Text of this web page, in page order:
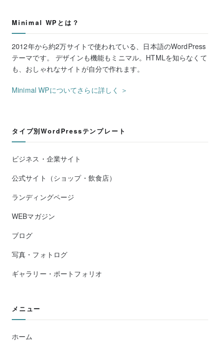
Minimal WPとは？
2012年から約2万サイトで使われている、日本語のWordPress
テーマです。 デザインも機能もミニマル。HTMLを知らなくて
も、おしゃれなサイトが自分で作れます。
Minimal WPについてさらに詳しく ＞
タイプ別WordPressテンプレート
ビジネス・企業サイト
公式サイト（ショップ・飲食店）
ランディングページ
WEBマガジン
ブログ
写真・フォトログ
ギャラリー・ポートフォリオ
メニュー
ホーム